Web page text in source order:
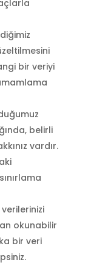
bir veriyi
belirli
vardır.
okunabilir
bir veri